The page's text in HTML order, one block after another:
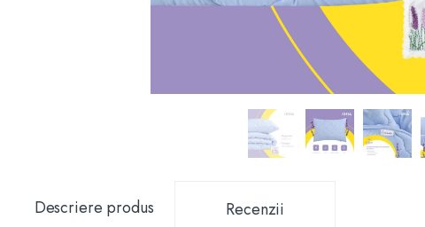
Descriere produs Recenzii